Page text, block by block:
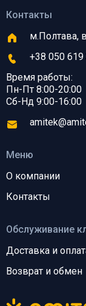
Обслуживание
Доставка и
Возврат и обмен
Меню
О компании
Контакты
Контакты
м.Полтава,
+38 050 619
Время работы:
Пн-Пт 8:00-20:00
Сб-Нд 9:00-16:00